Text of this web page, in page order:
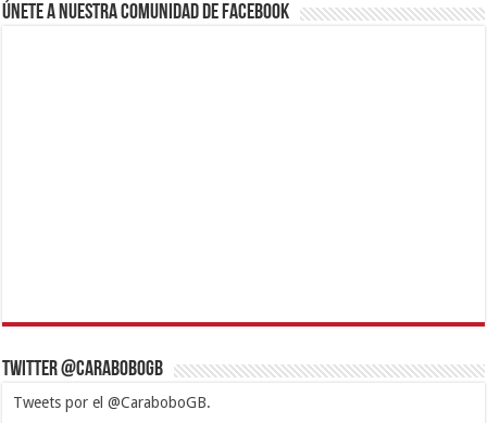
Únete a nuestra comunidad de Facebook
Twitter @CaraboboGB
Tweets por el @CaraboboGB.